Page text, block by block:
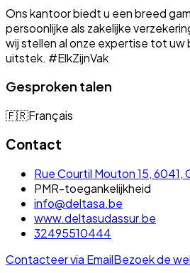
Ons kantoor biedt u een breed
persoonlijke als zakelijke
wij stellen al onze expertise tot uw
uitstek. #ElkZijnVak
Gesproken talen
🇫🇷Français
Contact
Rue Courtil Mouton 15, 6041,
PMR-toegankelijkheid
info@deltasa.be
www.deltasudassur.be
32495510444
Contacteer via EmailBezoek de